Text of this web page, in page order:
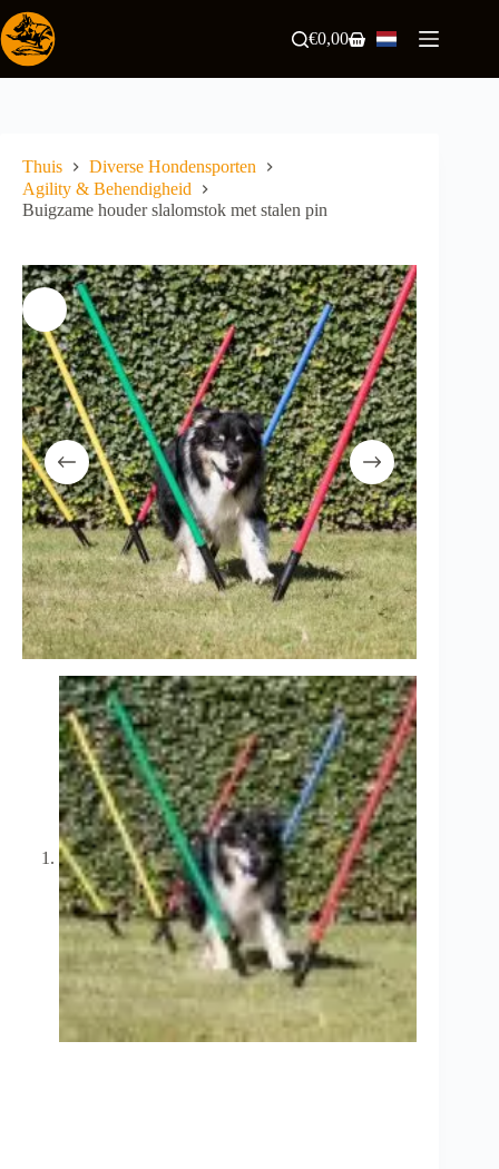
naar
de
inhoud
Winkelwagen
€0,00
Thuis
Diverse Hondensporten
Agility & Behendigheid
Buigzame houder slalomstok met stalen pin